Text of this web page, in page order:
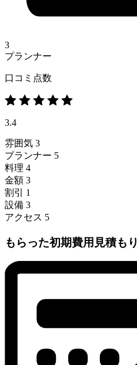
3
プランナー
口コミ点数
3.4
雰囲気 3
プランナー 5
料理 4
金額 3
割引
1
設備 3
アクセス 5
もらった初期費用見積もり